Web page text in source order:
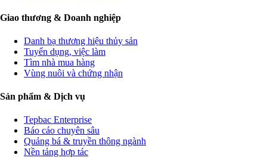
Giao thương & Doanh nghiệp
Danh bạ thương hiệu thủy sản
Tuyển dụng, việc làm
Tìm nhà mua hàng
Vùng nuôi và chứng nhận
Sản phẩm & Dịch vụ
Tepbac Enterprise
Báo cáo chuyên sâu
Quảng bá & truyền thông ngành
Nền tảng hợp tác